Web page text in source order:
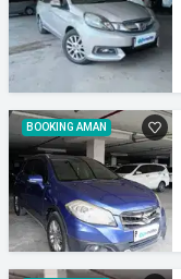
BOOKING AMAN